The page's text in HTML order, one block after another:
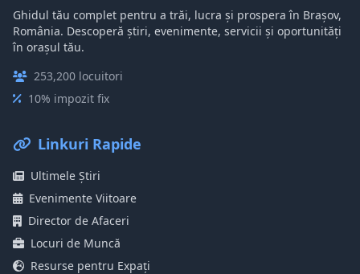
Ghidul tău complet pentru a trăi, lucra și prospera în Brașov,
România. Descoperă știri, evenimente, servicii și oportunități
în orașul tău.
253,200 locuitori
10% impozit fix
Linkuri Rapide
Ultimele Știri
Evenimente Viitoare
Director de Afaceri
Locuri de Muncă
Resurse pentru Expați